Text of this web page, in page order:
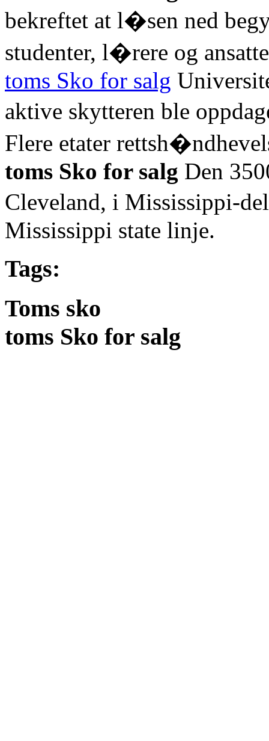
bekreftet at l�sen ned
studenter, l�rere og
toms Sko for salg
aktive skytteren ble
Flere etater
toms Sko for salg Den
Cleveland, i Mississippi-
Mississippi state linje.
Tags:
Toms sko
toms Sko for salg